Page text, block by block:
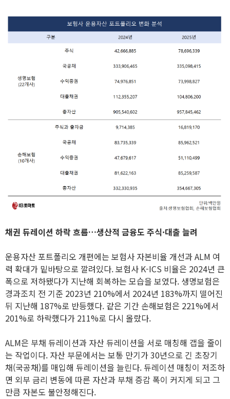
채권 듀레이션 하락 흐름…생산적 금융도 주식·대출 늘려
운용자산 포트폴리오 개편에는 보험사 자본비율 개선과 ALM 여
력 확대가 밑바탕으로 깔려있다. 보험사 K-ICS 비율은 2024년 큰
폭으로 저하됐다가 지난해 회복하는 모습을 보였다. 생명보험은
경과조치 전 기준 2023년 210%에서 2024년 183%까지 떨어진
뒤 지난해 187%로 반등했다. 같은 기간 손해보험은 221%에서
201%로 하락했다가 211%로 다시 올랐다.
ALM은 부채 듀레이션과 자산 듀레이션을 서로 매칭해 갭을 줄이
는 작업이다. 자산 부문에서는 보통 만기가 30년으로 긴 초장기
채(국공채)를 매입해 듀레이션을 늘린다. 듀레이션 매칭이 저조하
면 외부 금리 변동에 따른 자산과 부채 증감 폭이 커지게 되고 그
만큼 자본도 불안정해진다.